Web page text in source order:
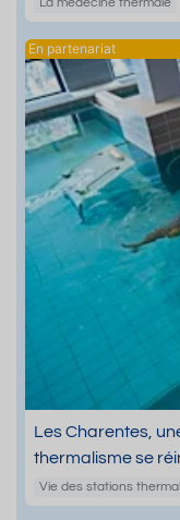
La médecine thermale
Les Charentes,
thermalisme se
Vie des stations